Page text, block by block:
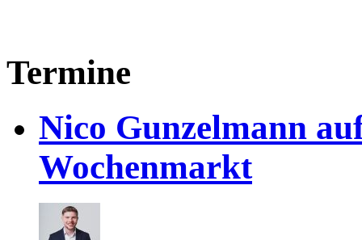
Termine
Nico Gunzelmann
Wochenmarkt